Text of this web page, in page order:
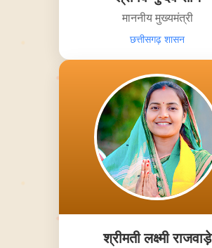
माननीय मुख्यमंत्री
छत्तीसगढ़ शासन
श्रीमती लक्ष्मी राजवाड़े